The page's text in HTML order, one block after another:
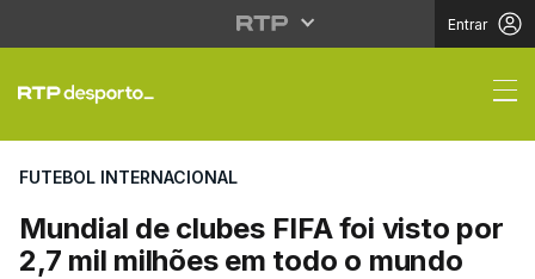
Entrar
Mundial de clubes
FUTEBOL INTERNACIONAL
Mundial de clubes FIFA foi visto por
2,7 mil milhões em todo o mundo